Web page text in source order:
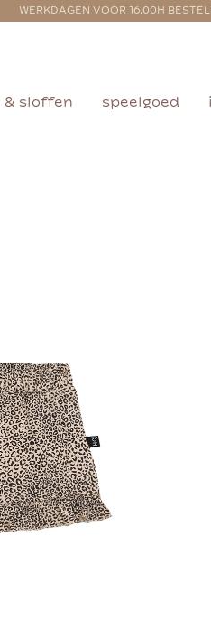
WERKDAGEN VOOR 16.00H
& sloffen speelgoed